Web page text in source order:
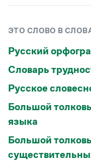
Лекции и подкасты
Учебник
Правила русского
Интерактивные
Издательство
Словари
ЭТО СЛОВО В
Русский
Словарь
Русское
Большой
языка
Большой